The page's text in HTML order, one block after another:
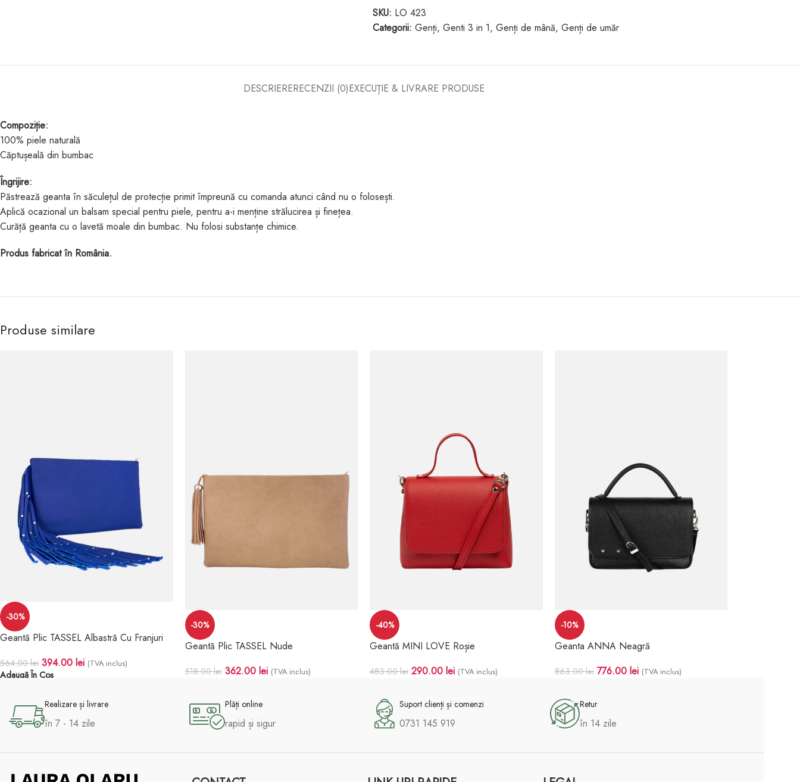
SKU: LO 423
Categorii: Genți, Genti 3 in 1, Genți de mână, Genți de umăr
DESCRIERERECENZII (0)EXECUȚIE & LIVRARE PRODUSE
Compoziție:
100% piele naturală
Căptușeală din bumbac
Îngrijire:
Păstrează geanta în săculețul de protecție primit împreună cu comanda atunci când nu o folosești.
Aplică ocazional un balsam special pentru piele, pentru a-i menține strălucirea și finețea.
Curăță geanta cu o lavetă moale din bumbac. Nu folosi substanțe chimice.
Produs fabricat în România.
Produse similare
-30%
Geantă Plic TASSEL Albastră Cu Franjuri
564.00lei 394.00 lei (TVA inclus)
Adaugă În Coș
-30%
Geantă Plic TASSEL Nude
518.00lei 362.00 lei (TVA inclus)
-40%
Geantă MINI LOVE Roșie
483.00lei 290.00 lei (TVA inclus)
-10%
Geanta ANNA Neagră
863.00lei 776.00 lei (TVA inclus)
Realizare și livrare
în 7 - 14 zile
Plăți online
rapid și sigur
Suport clienți și comenzi
0731 145 919
Retur
în 14 zile